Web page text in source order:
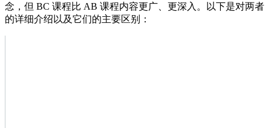
念，但 BC 课程比 AB 课程内容更广、更深入。以下是对两者
的详细介绍以及它们的主要区别：